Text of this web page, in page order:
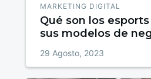
MARKETING DIGITAL
Qué son los
sus modelos de
29 Agosto, 2023